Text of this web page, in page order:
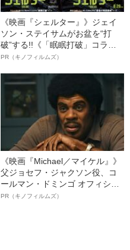
《映画『シェルター』》ジェイ
ソン・ステイサムがお盆を“打
破”する!!《「眠眠打破」コラ
ボ》
PR（キノフィルムズ）
《映画『Michael／マイケル』》
父ジョセフ・ジャクソン役、コ
ールマン・ドミンゴ オフィシャ
ルインタビュー“観客を魅了した
PR（キノフィルムズ）